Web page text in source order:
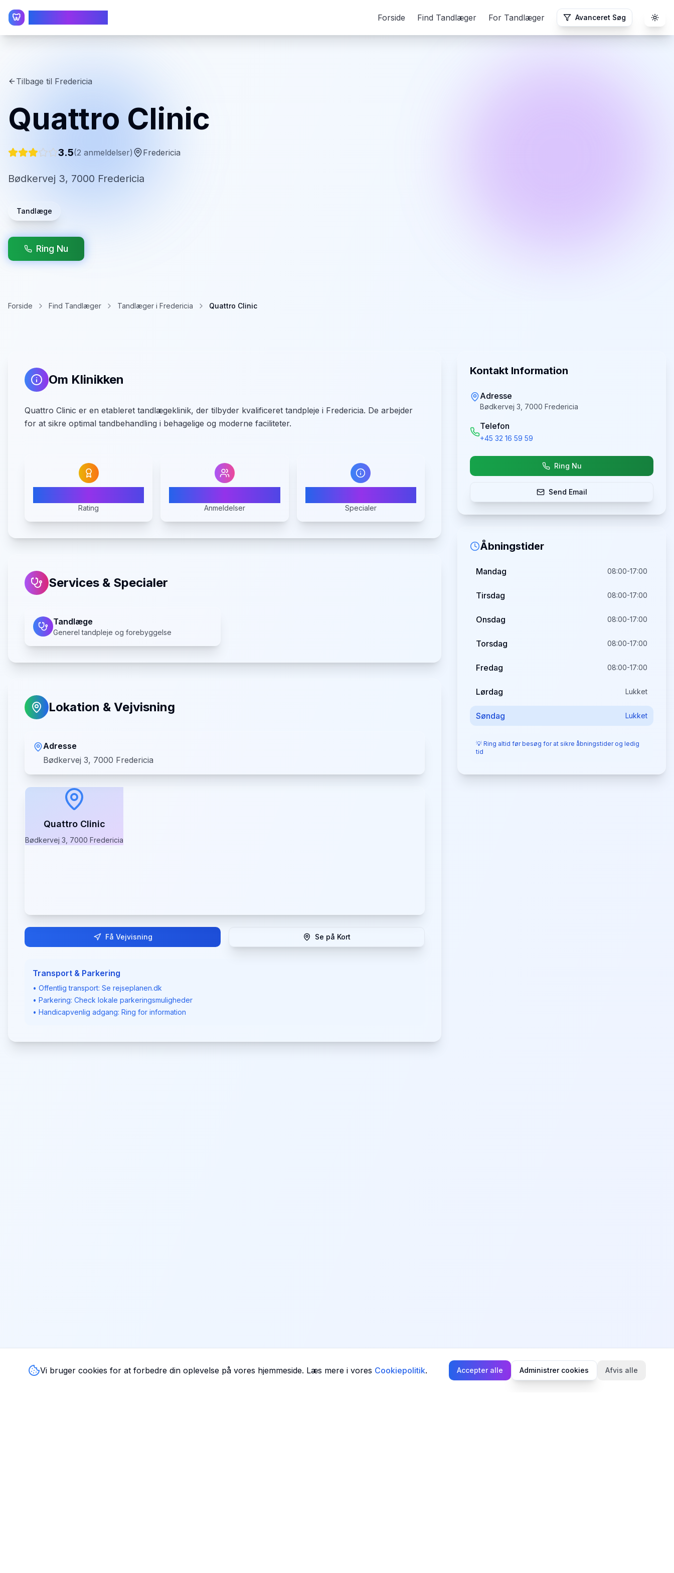
🦷 Forside Find Tandlæger For Tandlæger Avanceret Søg
Tilbage til Fredericia
Quattro Clinic
3.5(2 anmeldelser) Fredericia
Bødkervej 3, 7000 Fredericia
Tandlæge
Ring Nu
Forside Find Tandlæger Tandlæger i Fredericia Quattro Clinic
Om Klinikken
Quattro Clinic er en etableret tandlægeklinik, der tilbyder kvalificeret tandpleje i Fredericia. De arbejder
for at sikre optimal tandbehandling i behagelige og moderne faciliteter.
Rating Anmeldelser Specialer
Services & Specialer
Tandlæge
Generel tandpleje og forebyggelse
Lokation & Vejvisning
Adresse
Bødkervej 3, 7000 Fredericia
Quattro Clinic
Bødkervej 3, 7000 Fredericia
Få Vejvisning Se på Kort
Transport & Parkering
• Offentlig transport: Se rejseplanen.dk
• Parkering: Check lokale parkeringsmuligheder
• Handicapvenlig adgang: Ring for information
Kontakt Information
Adresse
Bødkervej 3, 7000 Fredericia
Telefon
+45 32 16 59 59
Ring Nu
Send Email
Åbningstider
Mandag 08:00-17:00
Tirsdag 08:00-17:00
Onsdag 08:00-17:00
Torsdag 08:00-17:00
Fredag 08:00-17:00
Lørdag Lukket
Søndag Lukket
💡 Ring altid før besøg for at sikre åbningstider og ledig
tid
Vi bruger cookies for at forbedre din oplevelse på vores hjemmeside. Læs mere i vores Cookiepolitik. Accepter alle Administrer cookies Afvis alle